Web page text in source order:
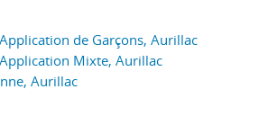
de Garçons, Aurillac
Mixte, Aurillac
Aurillac